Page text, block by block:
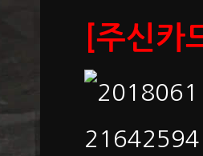
[주신카